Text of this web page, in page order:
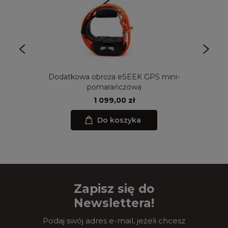
Dodatkowa obroża eSEEK GPS mini-
pomarańczowa
1 099,00 zł
Do koszyka
Zapisz się do
Newslettera!
Podaj swój adres e-mail, jeżeli chcesz